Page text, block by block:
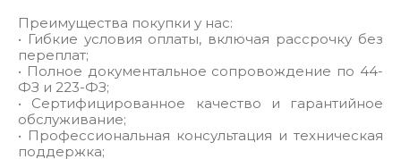
Преимущества покупки у нас:
• Гибкие условия оплаты, включая рассрочку без
переплат;
• Полное документальное сопровождение по 44-
ФЗ и 223-ФЗ;
• Сертифицированное качество и гарантийное
обслуживание;
• Профессиональная консультация и техническая
поддержка;